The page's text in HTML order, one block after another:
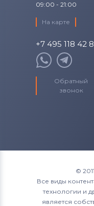
09:00 - 21:00
На карте
+7 495 118 42
Обратный
звонок
©
Все виды
технологии и
является